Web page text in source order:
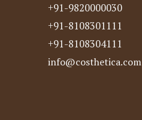
+91-9820000030
+91-8108301111
+91-8108304111
info@costhetica.com